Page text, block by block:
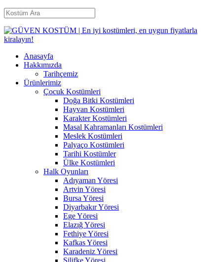
Anasayfa
Hakkımızda
Tarihçemiz
Ürünlerimiz
Çocuk Kostümleri
Doğa Bitki Kostümleri
Hayvan Kostümleri
Karakter Kostümleri
Masal Kahramanları Kostümleri
Meslek Kostümleri
Palyaço Kostümleri
Tarihi Kostümler
Ülke Kostümleri
Halk Oyunları
Adıyaman Yöresi
Artvin Yöresi
Bursa Yöresi
Diyarbakır Yöresi
Ege Yöresi
Elazığ Yöresi
Fethiye Yöresi
Kafkas Yöresi
Karadeniz Yöresi
Silifke Yöresi